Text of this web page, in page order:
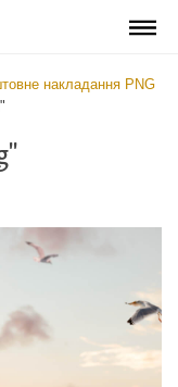
накладання PNG